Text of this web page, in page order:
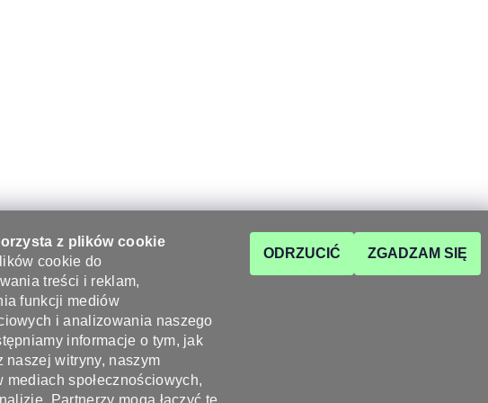
KONTAKT
z plików cookie
cookie do
treści i reklam,
funkcji mediów
i analizowania naszego
informacje o tym, jak
naszej witryny, naszym
mediach społecznościowych,
Partnerzy mogą łączyć te
ODRZUCIĆ ZGADZAM SIĘ